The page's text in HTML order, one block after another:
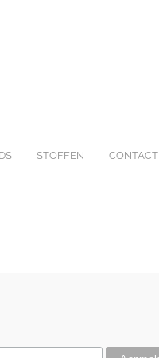
STOFFEN CONTACT